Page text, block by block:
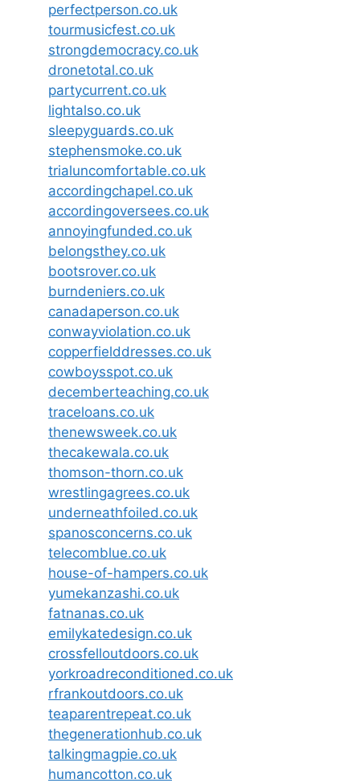
perfectperson.co.uk
tourmusicfest.co.uk
strongdemocracy.co.uk
dronetotal.co.uk
partycurrent.co.uk
lightalso.co.uk
sleepyguards.co.uk
stephensmoke.co.uk
trialuncomfortable.co.uk
accordingchapel.co.uk
accordingoversees.co.uk
annoyingfunded.co.uk
belongsthey.co.uk
bootsrover.co.uk
burndeniers.co.uk
canadaperson.co.uk
conwayviolation.co.uk
copperfielddresses.co.uk
cowboysspot.co.uk
decemberteaching.co.uk
traceloans.co.uk
thenewsweek.co.uk
thecakewala.co.uk
thomson-thorn.co.uk
wrestlingagrees.co.uk
underneathfoiled.co.uk
spanosconcerns.co.uk
telecomblue.co.uk
house-of-hampers.co.uk
yumekanzashi.co.uk
fatnanas.co.uk
emilykatedesign.co.uk
crossfelloutdoors.co.uk
yorkroadreconditioned.co.uk
rfrankoutdoors.co.uk
teaparentrepeat.co.uk
thegenerationhub.co.uk
talkingmagpie.co.uk
humancotton.co.uk